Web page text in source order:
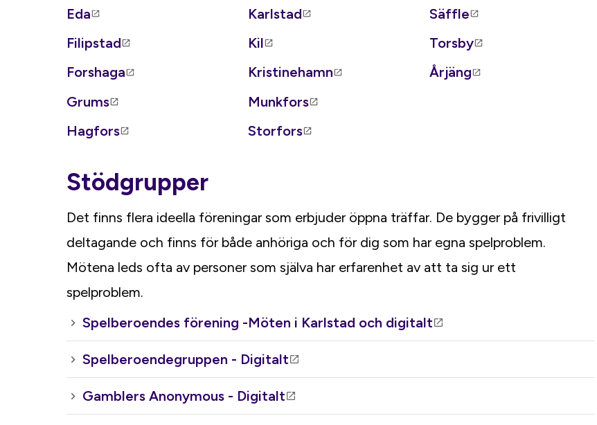
Eda
Filipstad
Forshaga
Grums
Hagfors
Karlstad
Kil
Kristinehamn
Munkfors
Storfors
Säffle
Torsby
Årjäng
Stödgrupper
Det finns flera ideella föreningar som erbjuder öppna träffar. De bygger på frivilligt
deltagande och finns för både anhöriga och för dig som har egna spelproblem.
Mötena leds ofta av personer som själva har erfarenhet av att ta sig ur ett
spelproblem.
Spelberoendes förening -Möten i Karlstad och digitalt
Spelberoendegruppen - Digitalt
Gamblers Anonymous - Digitalt